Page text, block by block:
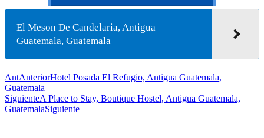
El Meson De Candelaria, Antigua
Guatemala, Guatemala
AntAnteriorHotel Posada El Refugio, Antigua Guatemala,
Guatemala
SiguienteA Place to Stay, Boutique Hostel, Antigua Guatemala,
GuatemalaSiguiente